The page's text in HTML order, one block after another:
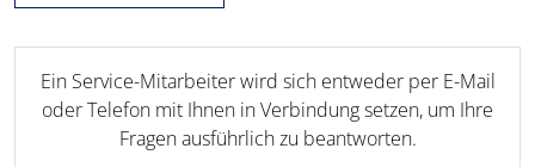
Ein Service-Mitarbeiter wird sich entweder per E-Mail
oder Telefon mit Ihnen in Verbindung setzen, um Ihre
Fragen ausführlich zu beantworten.